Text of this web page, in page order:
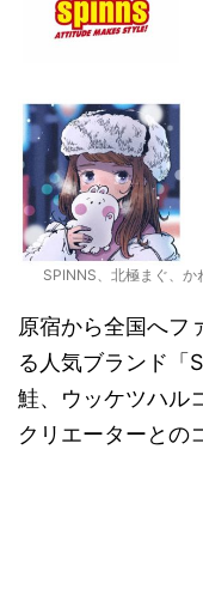
SPINNS、北極まぐ、
原宿から全国へフ
る人気ブランド「
鮭、ウッケツハル
クリエーターとの